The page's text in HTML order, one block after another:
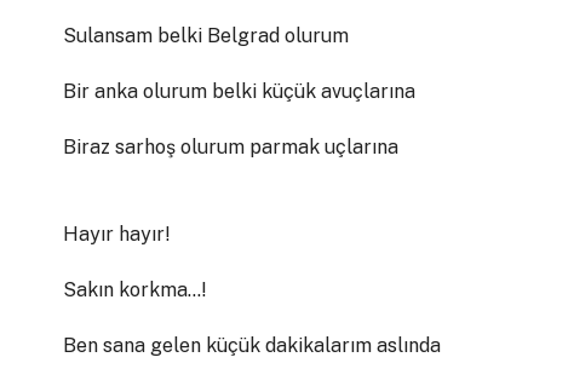
Sulansam belki Belgrad olurum
Bir anka olurum belki küçük avuçlarına
Biraz sarhoş olurum parmak uçlarına
Hayır hayır!
Sakın korkma…!
Ben sana gelen küçük dakikalarım aslında